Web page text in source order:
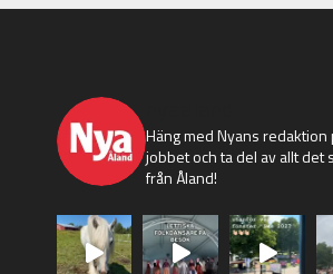
Häng med Nyans redaktion
jobbet och ta del av allt det
från Åland!